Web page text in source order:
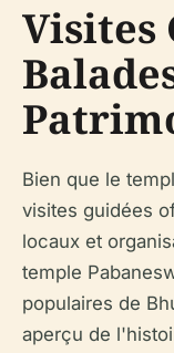
Visites
Bien que le
visites guidées
locaux et
temple
populaires de
aperçu de